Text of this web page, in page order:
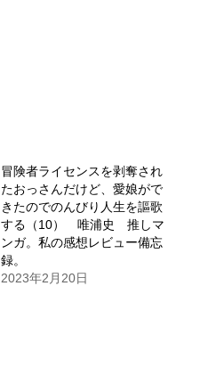
冒険者ライセンスを剥奪され
たおっさんだけど、愛娘がで
きたのでのんびり人生を謳歌
する（10） 唯浦史 推しマ
ンガ。私の感想レビュー備忘
録。
2023年2月20日